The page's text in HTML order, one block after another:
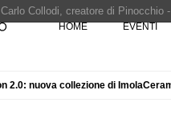
HOME EVENTI
2.0: nuova collezione di
Collodi, creatore di
in un prodotto innovativo di